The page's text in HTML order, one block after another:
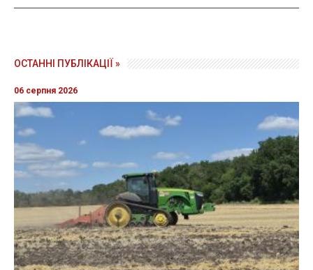
ОСТАННІ ПУБЛІКАЦІЇ »
06 серпня 2026